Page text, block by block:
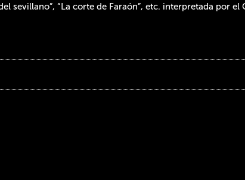
sevillano”, “La corte de Faraón”, etc. interpretada por el